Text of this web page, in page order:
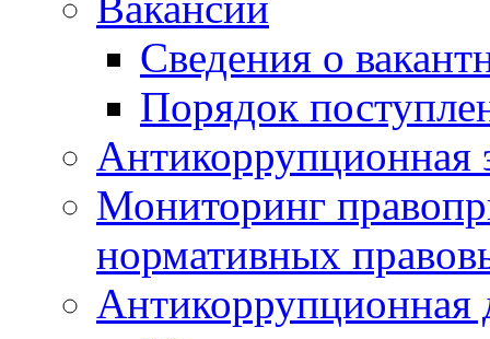
Сведения о
Порядок
Антикоррупционная
Мониторинг
нормативных
Антикоррупционная